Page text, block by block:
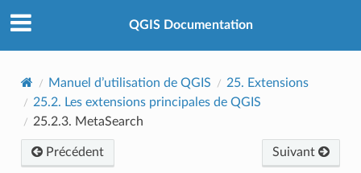
QGIS Documentation
Manuel d’utilisation de QGIS 25. Extensions
25.2. Les extensions principales de QGIS
25.2.3. MetaSearch
Précédent Suivant